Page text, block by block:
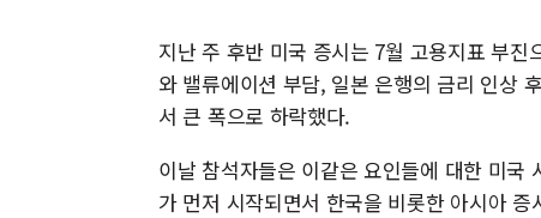
지난 주 후반 미국 증시는 7월 고용지표 부
와 밸류에이션 부담, 일본 은행의 금리 인상
서 큰 폭으로 하락했다.
이날 참석자들은 이같은 요인들에 대한 미국
가 먼저 시작되면서 한국을 비롯한 아시아